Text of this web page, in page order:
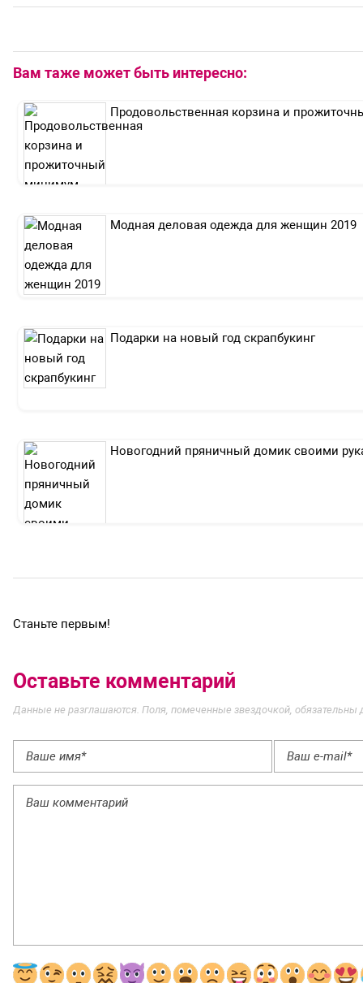
Вам таже может быть интересно:
Продовольственная корзина и
Модная деловая одежда для женщин 2019
Подарки на новый год скрапбукинг
Новогодний пряничный домик своими
Станьте первым!
Оставьте комментарий
Данные не разглашаются. Поля, помеченные звездочкой, обязательны